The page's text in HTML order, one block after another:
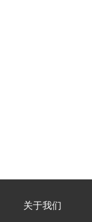
关于我们